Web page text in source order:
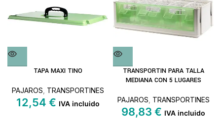
TAPA MAXI TINO
PAJAROS TRANSPORTINES
12,54 € IVA incluido
TRANSPORTIN PARA TALLA
MEDIANA CON 5 LUGARES
PAJAROS TRANSPORTINES
98,83 € IVA incluido